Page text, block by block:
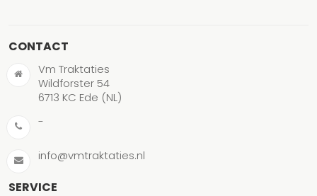
CONTACT
Vm Traktaties
Wildforster 54
6713 KC Ede (NL)
-
info@vmtraktaties.nl
SERVICE